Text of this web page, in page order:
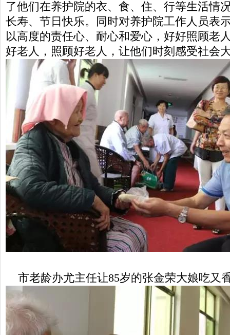
了他们在养护院的衣、食、住、行等生活情
长寿、节日快乐。同时对养护院工作人员表
以高度的责任心、耐心和爱心，好好照顾老
好老人，照顾好老人，让他们时刻感受社会
市老龄办尤主任让85岁的张金荣大娘吃又